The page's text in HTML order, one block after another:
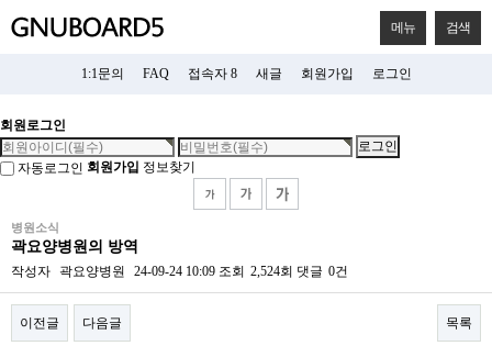
메뉴 검색
1:1문의 FAQ 접속자 8 새글 회원가입 로그인
회원로그인
자동로그인 회원가입 정보찾기
병원소식
곽요양병원의 방역
작성자 곽요양병원 24-09-24 10:09 조회 2,524회 댓글 0건
이전글 다음글 목록